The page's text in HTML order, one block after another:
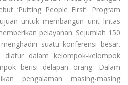
‘Putting People First’. Program
untuk membangun unit lintas
pelayanan. Sejumlah 150
suatu konferensi besar.
dalam kelompok-kelompok
berisi delapan orang. Dalam
pengalaman masing-masing